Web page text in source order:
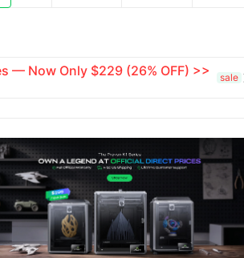
— Now Only $229 (26% OFF) >>
sale